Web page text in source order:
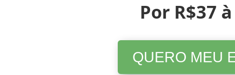
Por R$37
QUERO MEU